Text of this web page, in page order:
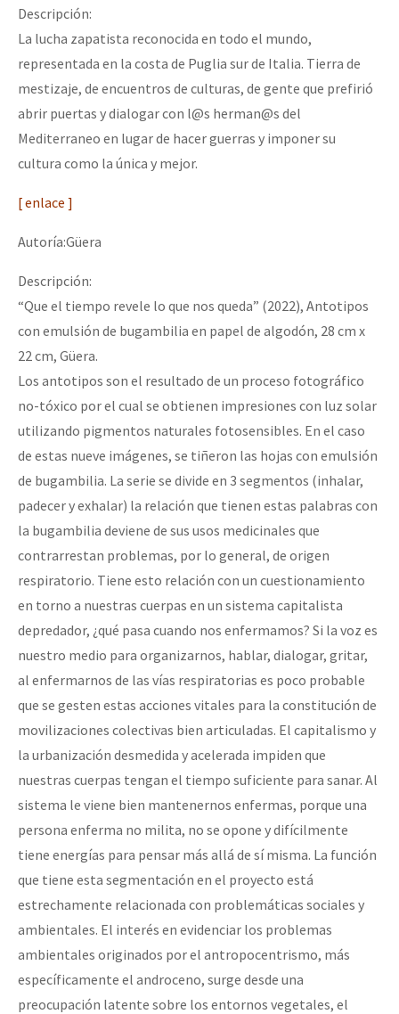
Descripción:
La lucha zapatista reconocida en todo el mundo,
representada en la costa de Puglia sur de Italia. Tierra de
mestizaje, de encuentros de culturas, de gente que prefirió
abrir puertas y dialogar con l@s herman@s del
Mediterraneo en lugar de hacer guerras y imponer su
cultura como la única y mejor.
[ enlace ]
Autoría:Güera
Descripción:
“Que el tiempo revele lo que nos queda” (2022), Antotipos
con emulsión de bugambilia en papel de algodón, 28 cm x
22 cm, Güera.
Los antotipos son el resultado de un proceso fotográfico
no-tóxico por el cual se obtienen impresiones con luz solar
utilizando pigmentos naturales fotosensibles. En el caso
de estas nueve imágenes, se tiñeron las hojas con emulsión
de bugambilia. La serie se divide en 3 segmentos (inhalar,
padecer y exhalar) la relación que tienen estas palabras con
la bugambilia deviene de sus usos medicinales que
contrarrestan problemas, por lo general, de origen
respiratorio. Tiene esto relación con un cuestionamiento
en torno a nuestras cuerpas en un sistema capitalista
depredador, ¿qué pasa cuando nos enfermamos? Si la voz es
nuestro medio para organizarnos, hablar, dialogar, gritar,
al enfermarnos de las vías respiratorias es poco probable
que se gesten estas acciones vitales para la constitución de
movilizaciones colectivas bien articuladas. El capitalismo y
la urbanización desmedida y acelerada impiden que
nuestras cuerpas tengan el tiempo suficiente para sanar. Al
sistema le viene bien mantenernos enfermas, porque una
persona enferma no milita, no se opone y difícilmente
tiene energías para pensar más allá de sí misma. La función
que tiene esta segmentación en el proyecto está
estrechamente relacionada con problemáticas sociales y
ambientales. El interés en evidenciar los problemas
ambientales originados por el antropocentrismo, más
específicamente el androceno, surge desde una
preocupación latente sobre los entornos vegetales, el